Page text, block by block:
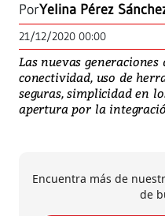
PorYelina Pérez
21/12/2020 00:00
Las nuevas
conectividad, uso de
seguras, simplicidad en
apertura por la
Encuentra más de
de